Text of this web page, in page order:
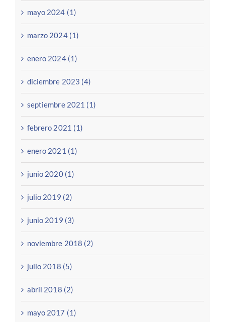
mayo 2024 (1)
marzo 2024 (1)
enero 2024 (1)
diciembre 2023 (4)
septiembre 2021 (1)
febrero 2021 (1)
enero 2021 (1)
junio 2020 (1)
julio 2019 (2)
junio 2019 (3)
noviembre 2018 (2)
julio 2018 (5)
abril 2018 (2)
mayo 2017 (1)